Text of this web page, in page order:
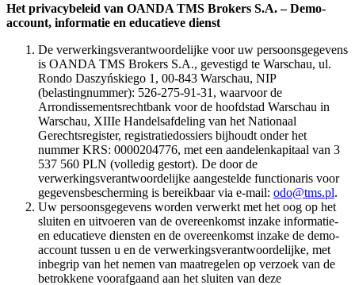
Het privacybeleid van OANDA TMS Brokers S.A. – Demo-
account, informatie en educatieve dienst
De verwerkingsverantwoordelijke voor uw persoonsgegevens
is OANDA TMS Brokers S.A., gevestigd te Warschau, ul.
Rondo Daszyńskiego 1, 00-843 Warschau, NIP
(belastingnummer): 526-275-91-31, waarvoor de
Arrondissementsrechtbank voor de hoofdstad Warschau in
Warschau, XIIIe Handelsafdeling van het Nationaal
Gerechtsregister, registratiedossiers bijhoudt onder het
nummer KRS: 0000204776, met een aandelenkapitaal van 3
537 560 PLN (volledig gestort). De door de
verwerkingsverantwoordelijke aangestelde functionaris voor
gegevensbescherming is bereikbaar via e-mail: odo@tms.pl.
Uw persoonsgegevens worden verwerkt met het oog op het
sluiten en uitvoeren van de overeenkomst inzake informatie-
en educatieve diensten en de overeenkomst inzake de demo-
account tussen u en de verwerkingsverantwoordelijke, met
inbegrip van het nemen van maatregelen op verzoek van de
betrokkene voorafgaand aan het sluiten van deze